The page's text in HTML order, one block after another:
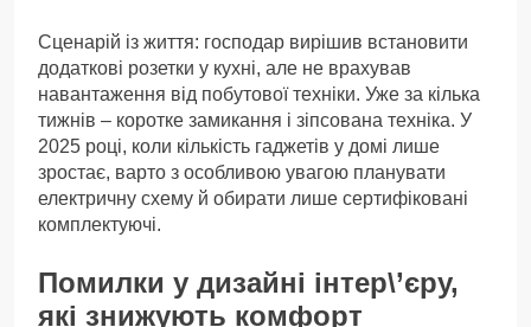
Сценарій із життя: господар вирішив встановити
додаткові розетки у кухні, але не врахував
навантаження від побутової техніки. Уже за кілька
тижнів – коротке замикання і зіпсована техніка. У
2025 році, коли кількість гаджетів у домі лише
зростає, варто з особливою увагою планувати
електричну схему й обирати лише сертифіковані
комплектуючі.
Помилки у дизайні інтер\’єру,
які знижують комфорт